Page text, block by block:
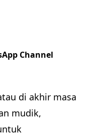
Channel
di akhir masa
mudik,